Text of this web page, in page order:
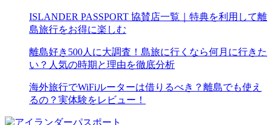
ISLANDER PASSPORT 協賛店一覧｜特典を利用して離
島旅行をお得に楽しむ
離島好き500人に大調査！島旅に行くなら何月に行きた
い？人気の時期と理由を徹底分析
海外旅行でWiFiルーターは借りるべき？離島でも使え
るの？実体験をレビュー！